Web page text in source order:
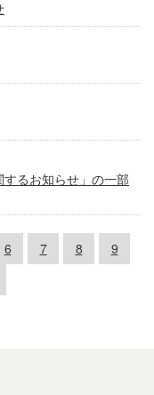
するお知らせ」の一部
6 7 8
9